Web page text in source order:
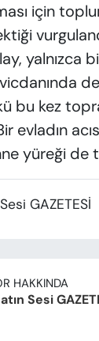
için
yalnızca
bu kez
evladın
yüreği de
GAZETESİ
HAKKINDA
Sesi